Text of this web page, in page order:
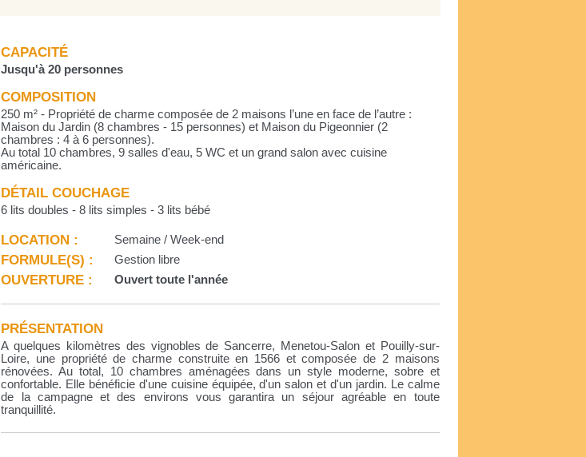
CAPACITÉ
Jusqu'à 20 personnes
COMPOSITION
250 m² - Propriété de charme composée de 2 maisons l’une en face de l’autre :
Maison du Jardin (8 chambres - 15 personnes) et Maison du Pigeonnier (2
chambres : 4 à 6 personnes).
Au total 10 chambres, 9 salles d'eau, 5 WC et un grand salon avec cuisine
américaine.
DÉTAIL COUCHAGE
6 lits doubles - 8 lits simples - 3 lits bébé
LOCATION : Semaine / Week-end
FORMULE(S) : Gestion libre
OUVERTURE : Ouvert toute l'année
PRÉSENTATION
A quelques kilomètres des vignobles de Sancerre, Menetou-Salon et Pouilly-sur-
Loire, une propriété de charme construite en 1566 et composée de 2 maisons
rénovées. Au total, 10 chambres aménagées dans un style moderne, sobre et
confortable. Elle bénéficie d'une cuisine équipée, d'un salon et d'un jardin. Le calme
de la campagne et des environs vous garantira un séjour agréable en toute
tranquillité.